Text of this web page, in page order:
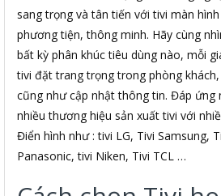
sang trọng và tân tiến với tivi màn
phương tiện, thông minh. Hãy cùng
bất kỳ phân khúc tiêu dùng nào, mỗi
tivi đặt trang trọng trong phòng
cũng như cập nhật thông tin. Đáp ứng
nhiều thương hiệu sản xuất tivi với
Điển hình như : tivi LG, Tivi Samsung,
Panasonic, tivi Niken, Tivi TCL …